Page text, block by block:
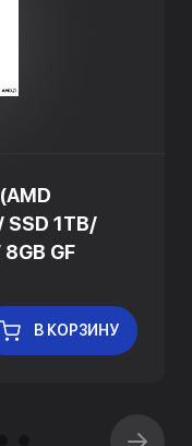
SSD 1TB/
GF
В КОРЗИНУ